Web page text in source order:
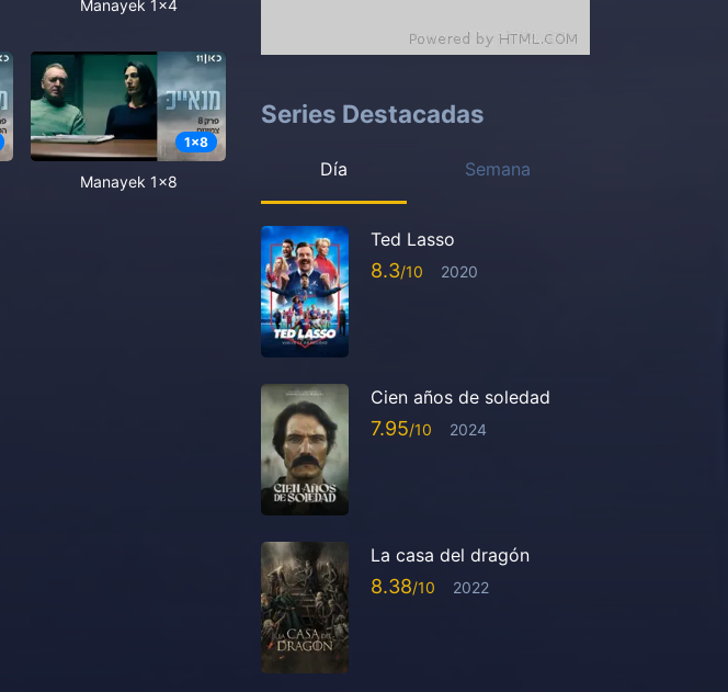
Manayek 1x4
1x8
Manayek 1x8
Series Destacadas
Día Semana
Ted Lasso
8.3 2020
Cien años de soledad
7.95 2024
La casa del dragón
8.38 2022